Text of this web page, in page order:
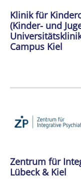
Klinik für
(Kinder- und
Campus Kiel
Zentrum für
Lübeck & Kiel